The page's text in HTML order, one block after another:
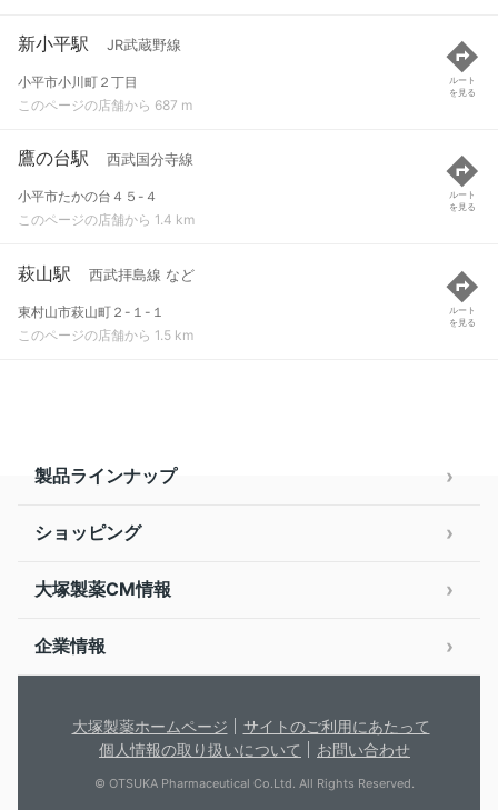
新小平駅 JR武蔵野線
小平市小川町２丁目
このページの店舗から 687 m
ルート
を見る
鷹の台駅 西武国分寺線
小平市たかの台４５-４
このページの店舗から 1.4 km
ルート
を見る
萩山駅 西武拝島線 など
東村山市萩山町２-１-１
このページの店舗から 1.5 km
ルート
を見る
製品ラインナップ
ショッピング
大塚製薬CM情報
企業情報
大塚製薬ホームページ
サイトのご利用にあたって
個人情報の取り扱いについて
お問い合わせ
© OTSUKA Pharmaceutical Co.Ltd. All Rights Reserved.